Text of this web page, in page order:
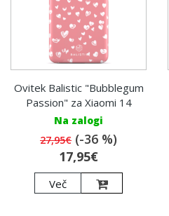
Ovitek Balistic "Bubblegum
Passion" za Xiaomi 14
Na zalogi
27,95€ (-36 %)
17,95€
Več